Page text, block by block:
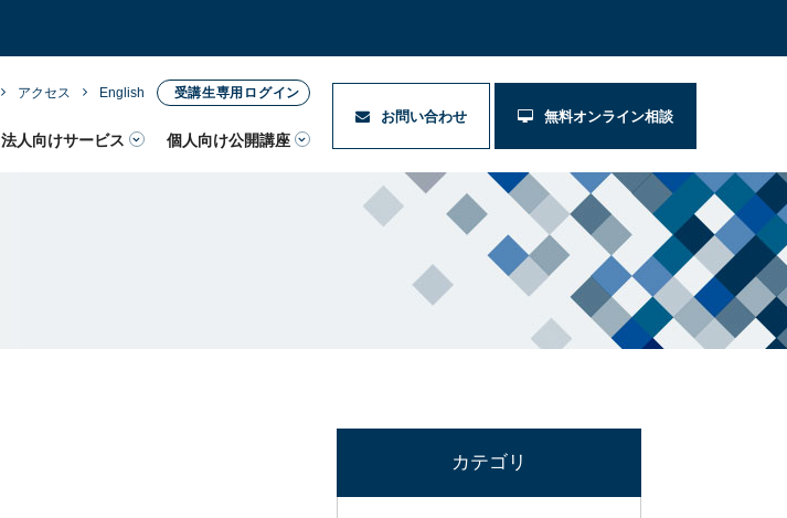
アクセス English 受講生専用ログイン
法人向けサービス 個人向け公開講座
お問い合わせ 無料オンライン相談
カテゴリ